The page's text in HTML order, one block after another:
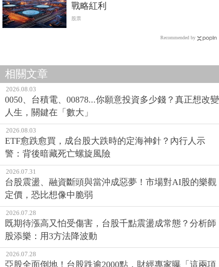
戰略紅利
股票
Recommended by
相關文章
2026.08.03
0050、台積電、00878...你願意投資多少錢？真正想改變
人生，關鍵在「數大」
2026.08.03
ETF愈跌愈買，成台股大跌時的定海神針？內行人示
警：背後暗藏死亡螺旋風險
2026.07.31
台股震盪、融資斷頭與當沖成惡夢！市場對AI股的樂觀
定價，恐比想像中脆弱
2026.07.28
既期待漲高又怕受傷害，台股千點震盪成常態？分析師
股添樂：用3方法降波動
2026.07.28
亞股全面倒地！台股跌逾2000點，財經專家曝「這兩項